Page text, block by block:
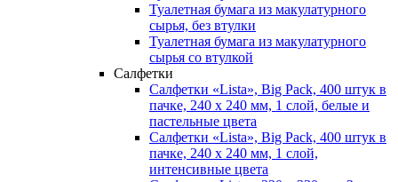
Туалетная бумага из макулатурного
сырья, без втулки
Туалетная бумага из макулатурного
сырья со втулкой
Салфетки
Салфетки «Lista», Big Pack, 400 штук в
пачке, 240 х 240 мм, 1 слой, белые и
пастельные цвета
Салфетки «Lista», Big Pack, 400 штук в
пачке, 240 х 240 мм, 1 слой,
интенсивные цвета